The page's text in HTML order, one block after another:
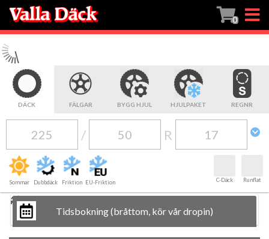
0
DÄCK FÄLGAR BYGG HJUL HJULPAKET REGNR
/ R
Sommar Dubbdäck Friktion EU-Friktion C-Däck Runflat
Tidsbokning